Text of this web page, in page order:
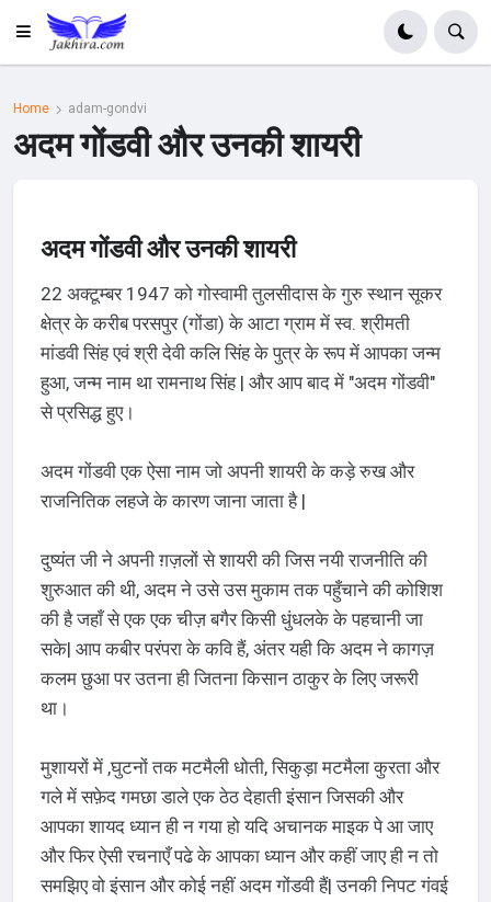
Home adam-gondvi
अदम गोंडवी और उनकी शायरी
अदम गोंडवी और उनकी शायरी
22 अक्टूम्बर 1947 को गोस्वामी तुलसीदास के गुरु स्थान सूकर
क्षेत्र के करीब परसपुर (गोंडा) के आटा ग्राम में स्व. श्रीमती
मांडवी सिंह एवं श्री देवी कलि सिंह के पुत्र के रूप में आपका जन्म
हुआ, जन्म नाम था रामनाथ सिंह | और आप बाद में "अदम गोंडवी"
से प्रसिद्ध हुए।
अदम गोंडवी एक ऐसा नाम जो अपनी शायरी के कड़े रुख और
राजनितिक लहजे के कारण जाना जाता है |
दुष्यंत जी ने अपनी ग़ज़लों से शायरी की जिस नयी राजनीति की
शुरुआत की थी, अदम ने उसे उस मुकाम तक पहुँचाने की कोशिश
की है जहाँ से एक एक चीज़ बगैर किसी धुंधलके के पहचानी जा
सके| आप कबीर परंपरा के कवि हैं, अंतर यही कि अदम ने कागज़
कलम छुआ पर उतना ही जितना किसान ठाकुर के लिए जरूरी
था।
मुशायरों में ,घुटनों तक मटमैली धोती, सिकुड़ा मटमैला कुरता और
गले में सफ़ेद गमछा डाले एक ठेठ देहाती इंसान जिसकी और
आपका शायद ध्यान ही न गया हो यदि अचानक माइक पे आ जाए
और फिर ऐसी रचनाएँ पढे के आपका ध्यान और कहीं जाए ही न तो
समझिए वो इंसान और कोई नहीं अदम गोंडवी हैं| उनकी निपट गंवई